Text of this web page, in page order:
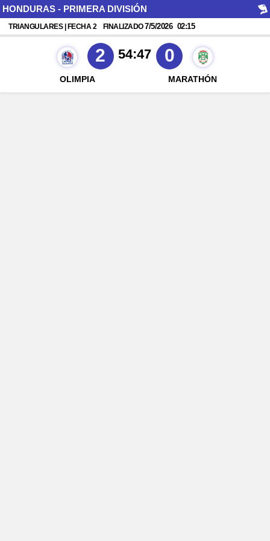
HONDURAS - PRIMERA DIVISIÓN
TRIANGULARES | FECHA 2 FINALIZADO7/5/2026 02:15
OLIMPIA
2 54:47 0
MARATHÓN